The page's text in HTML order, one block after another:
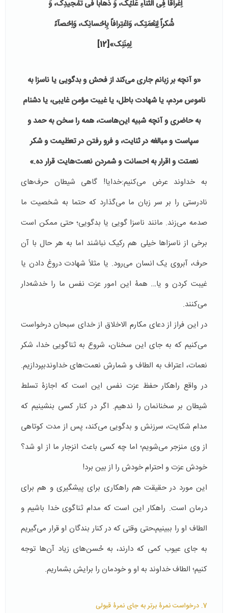
اِغْراقاً فِى الثَّنآءِ عَلَيْک، وَ ذَهاباً فى تَمْجيدِک، وَ
شُکراً لِنِعْمَتِک، وَاعْتِرافاً بِاِحْسانِک، وَاِحْصآءً
لِمِنَنِک»[12]
«و آنچه بر زبانم جاری می‌کند از فحش و بدگویی یا ناسزا به
ناموس مردم، یا شهادت باطل، یا غیبت مؤمن غایبی، یا دشنام
به حاضری و آنچه شبیه این‌هاست، همه را سخن به حمد و
سپاست و مبالغه در ثنایت، و فرو رفتن در تعظیمت و شکر
نعمتت و اقرار به احسانت و شمردن نعمت‌هایت قرار ده.»
به خداوند عرض می‌کنیم:خدایا! گاهی شیطان حرف‌های
نادرستی را بر سر زبان ما می‌گذارد که حتما به شخصیت ما
صدمه می‌زند. مانند ناسزا گویی یا بدگویی؛ حتی ممکن است
برخی از ناسزاها خیلی هم رکیک نباشند اما به هر حال با آن
حرف، آبروی یک انسان می‌رود. یا مثلاً شهادت دروغ دادن یا
غیبت کردن و یا… همۀ این امور عزت نفس ما را خدشه‌دار
می‌کنند.
در این فراز از دعای مکارم الاخلاق از خدای سبحان درخواست
می‌کنیم که به جای این سخنان، شروع به ثناگویی خدا، شکر
نعمات، اعتراف به الطاف و شمارش نعمت‌های خداوندبپردازیم.
در واقع راهکار حفظ عزت نفس این است که اجازۀ تسلط
شیطان بر سخنانمان را ندهیم. اگر در کنار کسی بنشینیم که
مدام شکایت، سرزنش و بدگویی می‌کند، پس از مدت کوتاهی
از وی منزجر می‌شویم؛ اما چه کسی باعث انزجار ما از او شد؟
خودش عزت و احترام خودش را از بین برد!
این مورد در حقیقت هم راهکاری برای پیشگیری و هم برای
درمان است. راهکار این است که مدام ثناگوی خدا باشیم و
الطاف او را ببینیم،حتی وقتی که در کنار بندگان او قرار می‌گیریم
به جای عیوب کمی که دارند، به حُسن‌های زیاد آن‌ها توجه
کنیم؛ الطاف خداوند به او و خودمان را برایش بشماریم.
7. درخواست نمرۀ برتر به جای نمرۀ قبولی